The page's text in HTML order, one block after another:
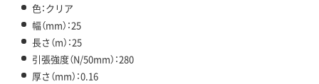
色：クリア
幅（mm）：25
長さ（m）：25
引張強度（N/50mm）：280
厚さ（mm）：0.16